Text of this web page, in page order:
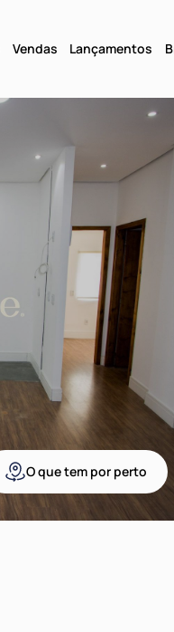
Vendas Lançamentos
O que tem por perto